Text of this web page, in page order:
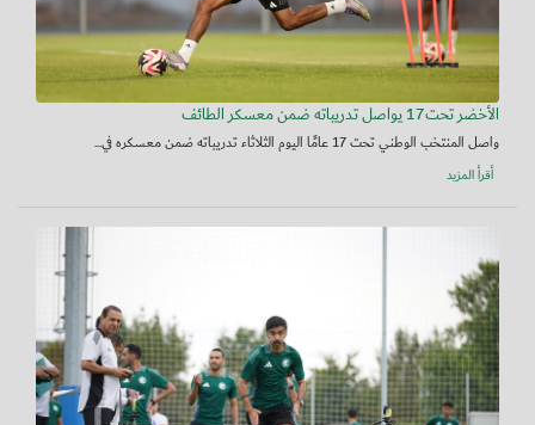
الأخضر تحت17 يواصل تدريباته ضمن معسكر الطائف
واصل المنتخب الوطني تحت 17 عامًا اليوم الثلاثاء تدريباته ضمن معسكره في...
أقرأ المزيد